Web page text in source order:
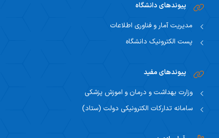
پیوندهای دانشگاه
مدیریت آمار و فناوری اطلاعات
پست الکترونیک دانشگاه
پیوندهای مفید
وزارت بهداشت و درمان و اموزش پزشکی
سامانه تدارکات الکترونیکی دولت (ستاد)